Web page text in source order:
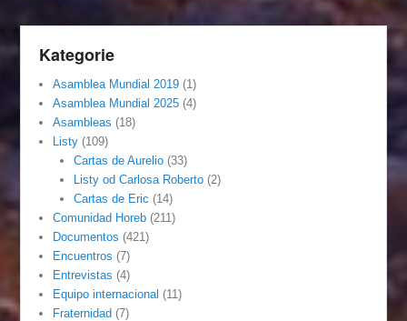
Kategorie
Asamblea Mundial 2019 (1)
Asamblea Mundial 2025 (4)
Asambleas (18)
Listy (109)
Cartas de Aurelio(33)
Listy od Carlosa Roberto(2)
Cartas de Eric (14)
Comunidad Horeb (211)
Documentos (421)
Encuentros (7)
Entrevistas (4)
Equipo internacional (11)
Fraternidad (7)